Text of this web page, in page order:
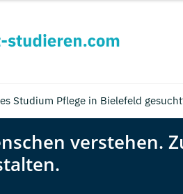
Studium Pflege in Bielefeld